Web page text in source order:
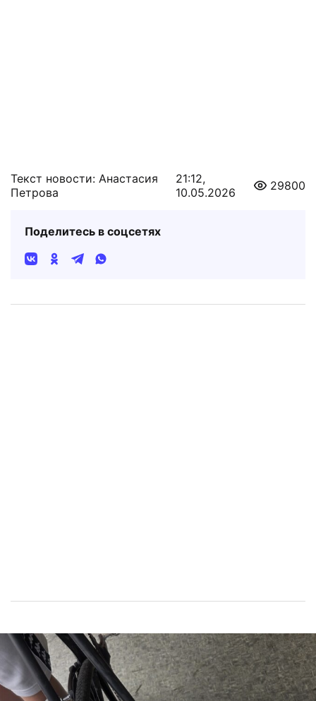
Текст новости: Анастасия
Петрова
21:12,
10.05.2026
29800
Поделитесь в соцсетях